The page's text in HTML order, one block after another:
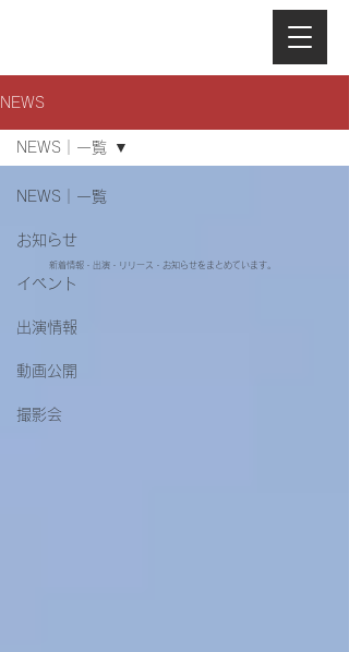
NEWS
NEWS｜一覧
お知らせ
イベント
出演情報
動画公開
撮影会
NEWS｜一覧
新着情報・出演・リリース・お知らせをまとめています。